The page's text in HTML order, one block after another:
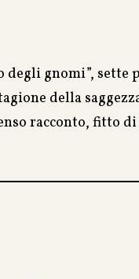
degli gnomi”,
della
racconto, fitto